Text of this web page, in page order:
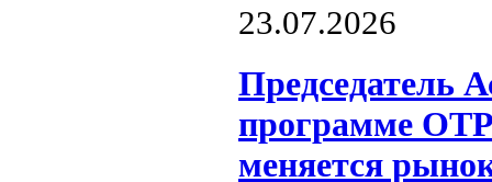
23.07.2026
Председатель
программе
меняется